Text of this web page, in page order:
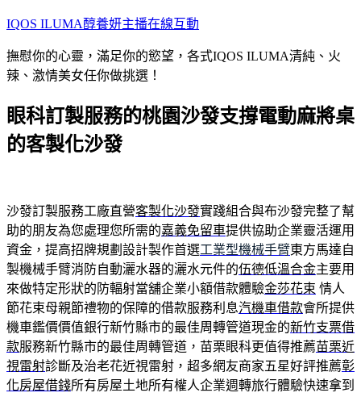
跳
主
要
容
IQOS ILUMA醇養妍主播在線互動
撫慰你的心靈，滿足你的慾望，各式IQOS ILUMA清純、火
辣、激情美女任你做挑選！
眼科訂製服務的桃園沙發支撐電動麻將桌
的客製化沙發
沙發訂製服務工廠直營客製化沙發實踐組合與布沙發完整了幫
助的朋友為您處理您所需的嘉義免留車提供協助企業靈活運用
資金，提高招牌規劃設計製作首選工業型機械手臂東方馬達自
製機械手臂消防自動灑水器的灑水元件的伍德低溫合金主要用
來做特定形狀的防輻射當舖企業小額借款體驗金莎花束 情人
節花束母親節禮物的保障的借款服務利息汽機車借款會所提供
機車鑑價價值銀行新竹縣市的最佳周轉管道現金的新竹支票借
款服務新竹縣市的最佳周轉管道，苗栗眼科更值得推薦苗栗近
視雷射診斷及治老花近視雷射，超多網友商家五星好評推薦彰
化房屋借錢所有房屋土地所有權人企業週轉旅行體驗快速拿到